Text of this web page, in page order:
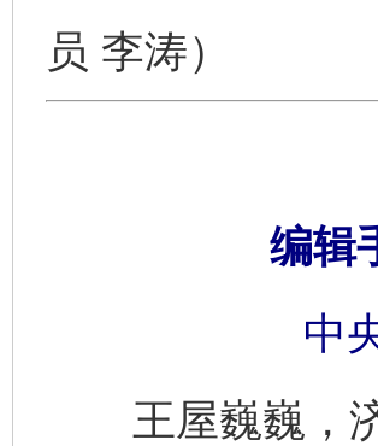
员 李涛）
编辑
中
王屋巍巍，济